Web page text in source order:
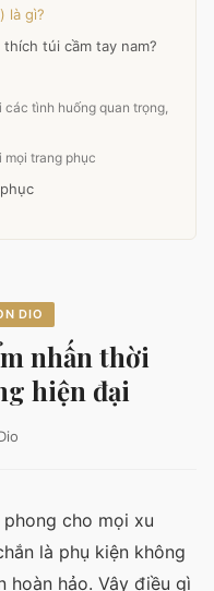
DIO
nhấn thời
hiện đại
cho mọi xu
là phụ kiện không
hảo. Vậy điều gì
là gì?
túi cầm tay nam?
các tình huống quan trọng,
mọi trang phục